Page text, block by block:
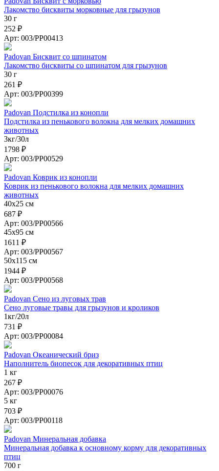
Лакомство бисквиты морковные для грызунов
30 г
252 ₽
Арт: 003/PP00413
Padovan Бисквит со шпинатом
Лакомство бисквиты со шпинатом для грызунов
30 г
261 ₽
Арт: 003/PP00399
Padovan Подстилка из конопли
Подстилка из пенькового волокна для мелких домашних
животных
3кг/30л
1798 ₽
Арт: 003/PP00529
Padovan Коврик из конопли
Коврик из пенькового волокна для мелких домашних
животных
40х25 см
687 ₽
Арт: 003/PP00566
45х95 см
1611 ₽
Арт: 003/PP00567
50х115 см
1944 ₽
Арт: 003/PP00568
Padovan Сено из луговых трав
Сено луговые травы для грызунов и кроликов
1кг/20л
731 ₽
Арт: 003/PP00084
Padovan Океанический бриз
Наполнитель биопесок для декоративных птиц
1 кг
267 ₽
Арт: 003/PP00076
5 кг
703 ₽
Арт: 003/PP00118
Padovan Минеральная добавка
Минеральная добавка к основному корму для декоративных
птиц
700 г